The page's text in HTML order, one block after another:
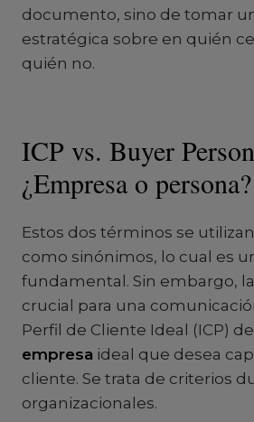
documento, sino de tomar
estratégica sobre en quién
quién no.
ICP vs. Buyer
¿Empresa o persona?
Estos dos términos se
como sinónimos, lo cual es
fundamental. Sin embargo,
crucial para una
Perfil de Cliente Ideal (ICP)
empresa ideal que desea
cliente. Se trata de criterios
organizacionales.